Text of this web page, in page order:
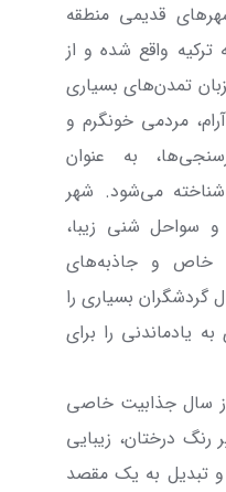
قدیمی منطقه
ترکیه واقع شده و از
تمدن‌های بسیاری
مردمی خونگرم و
به عنوان
شناخته می‌شود. شهر
سواحل شنی زیبا،
خاص و جاذبه‌های
گردشگران بسیاری را
را برای
سال جذابیت خاصی
رنگ درختان، زیبایی
و تبدیل به یک مقصد